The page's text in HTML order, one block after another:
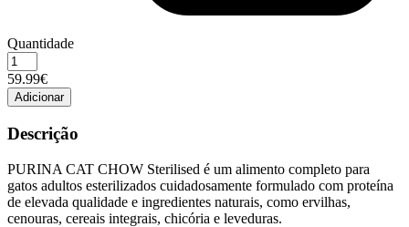
Quantidade
Quantidade
de
CAT
CHOW
ESTERILIZADO
15KG
59.99€
Adicionar
Descrição
PURINA CAT CHOW Sterilised é um alimento completo para
gatos adultos esterilizados cuidadosamente formulado com proteína
de elevada qualidade e ingredientes naturais, como ervilhas,
cenouras, cereais integrais, chicória e leveduras.